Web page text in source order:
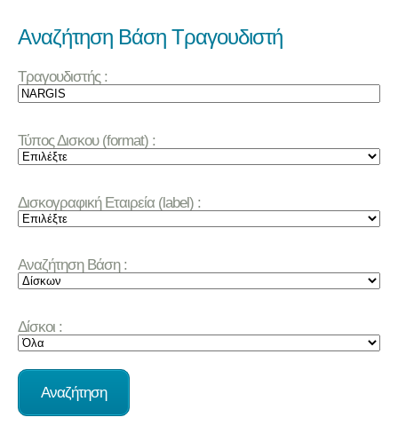
Αναζήτηση Βάση Τραγουδιστή
Τραγουδιστής :
Τύπος Δισκου (format) :
Δισκογραφική Εταιρεία (label) :
Αναζήτηση Βάση :
Δίσκοι :